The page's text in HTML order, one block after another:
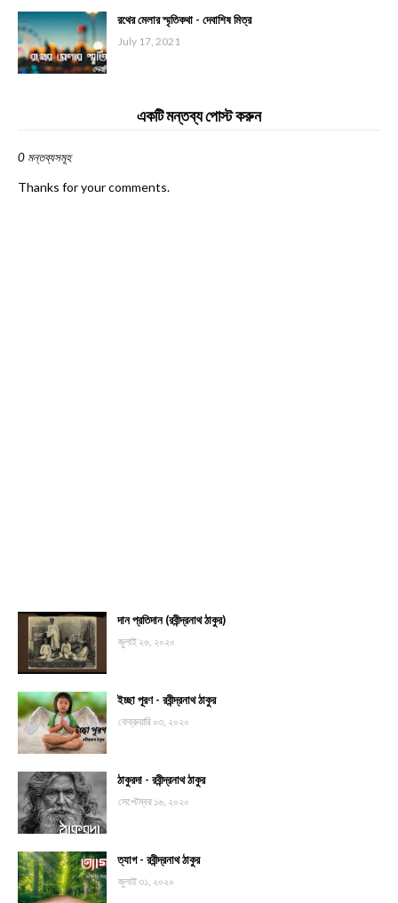
রথের মেলার স্মৃতিকথা - দেবাশিষ মিত্র
July 17, 2021
একটি মন্তব্য পোস্ট করুন
0 মন্তব্যসমূহ
Thanks for your comments.
দান প্রতিদান (রবীন্দ্রনাথ ঠাকুর)
জুলাই ২৬, ২০২০
ইচ্ছা পূরণ - রবীন্দ্রনাথ ঠাকুর
ফেব্রুয়ারি ০৩, ২০২০
ঠাকুরদা - রবীন্দ্রনাথ ঠাকুর
সেপ্টেম্বর ১৬, ২০২০
ত্যাগ - রবীন্দ্রনাথ ঠাকুর
জুলাই ৩১, ২০২০